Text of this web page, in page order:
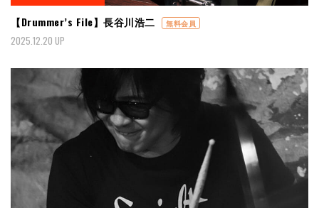
【Drummer’s File】長谷川浩二
無料会員
2025.12.20 UP